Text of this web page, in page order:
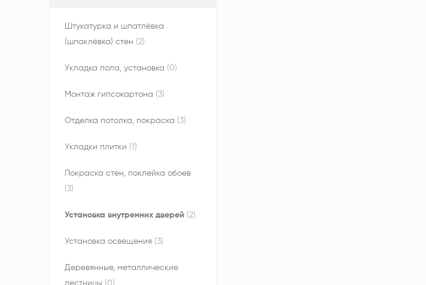
Штукатурка и шпатлёвка
(шпаклёвка) стен (2)
Укладка пола, установка (0)
Монтаж гипсокартона (3)
Отделка потолка, покраска (3)
Укладки плитки (1)
Покраска стен, поклейка обоев
(3)
Установка внутренних дверей (2)
Установка освещения (3)
Деревянные, металлические